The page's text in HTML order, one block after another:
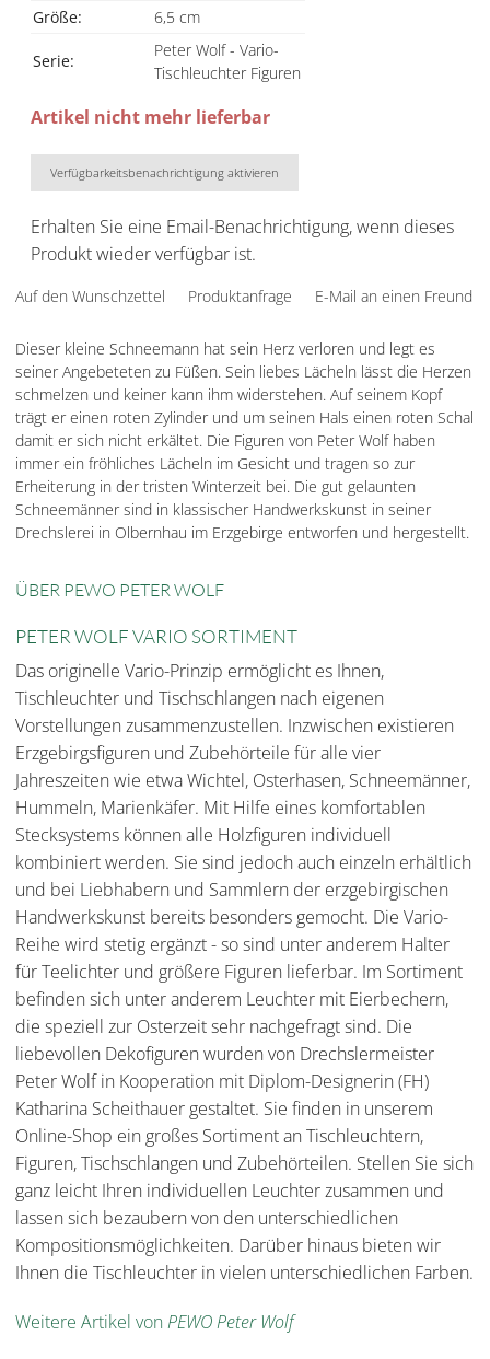
Größe:
6,5 cm
Serie:
Peter Wolf - Vario-
Tischleuchter Figuren
Artikel nicht mehr lieferbar
Verfügbarkeitsbenachrichtigung aktivieren
Erhalten Sie eine Email-Benachrichtigung, wenn dieses
Produkt wieder verfügbar ist.
Auf den Wunschzettel Produktanfrage E-Mail an einen Freund
Dieser kleine Schneemann hat sein Herz verloren und legt es
seiner Angebeteten zu Füßen. Sein liebes Lächeln lässt die Herzen
schmelzen und keiner kann ihm widerstehen. Auf seinem Kopf
trägt er einen roten Zylinder und um seinen Hals einen roten Schal
damit er sich nicht erkältet. Die Figuren von Peter Wolf haben
immer ein fröhliches Lächeln im Gesicht und tragen so zur
Erheiterung in der tristen Winterzeit bei. Die gut gelaunten
Schneemänner sind in klassischer Handwerkskunst in seiner
Drechslerei in Olbernhau im Erzgebirge entworfen und hergestellt.
ÜBER PEWO PETER WOLF
PETER WOLF VARIO SORTIMENT
Das originelle Vario-Prinzip ermöglicht es Ihnen,
Tischleuchter und Tischschlangen nach eigenen
Vorstellungen zusammenzustellen. Inzwischen existieren
Erzgebirgsfiguren und Zubehörteile für alle vier
Jahreszeiten wie etwa Wichtel, Osterhasen, Schneemänner,
Hummeln, Marienkäfer. Mit Hilfe eines komfortablen
Stecksystems können alle Holzfiguren individuell
kombiniert werden. Sie sind jedoch auch einzeln erhältlich
und bei Liebhabern und Sammlern der erzgebirgischen
Handwerkskunst bereits besonders gemocht. Die Vario-
Reihe wird stetig ergänzt - so sind unter anderem Halter
für Teelichter und größere Figuren lieferbar. Im Sortiment
befinden sich unter anderem Leuchter mit Eierbechern,
die speziell zur Osterzeit sehr nachgefragt sind. Die
liebevollen Dekofiguren wurden von Drechslermeister
Peter Wolf in Kooperation mit Diplom-Designerin (FH)
Katharina Scheithauer gestaltet. Sie finden in unserem
Online-Shop ein großes Sortiment an Tischleuchtern,
Figuren, Tischschlangen und Zubehörteilen. Stellen Sie sich
ganz leicht Ihren individuellen Leuchter zusammen und
lassen sich bezaubern von den unterschiedlichen
Kompositionsmöglichkeiten. Darüber hinaus bieten wir
Ihnen die Tischleuchter in vielen unterschiedlichen Farben.
Weitere Artikel vonPEWO Peter Wolf